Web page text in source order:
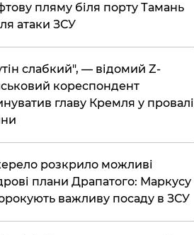
пляму біля порту Тамань
атаки ЗСУ
слабкий", — відомий Z-
кореспондент
главу Кремля у провалі
розкрило можливі
плани Драпатого: Маркусу
важливу посаду в ЗСУ